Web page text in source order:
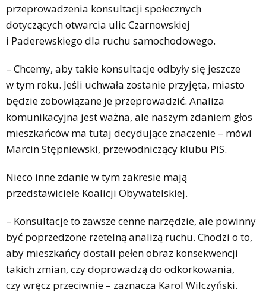
przeprowadzenia konsultacji społecznych
dotyczących otwarcia ulic Czarnowskiej
i Paderewskiego dla ruchu samochodowego.
– Chcemy, aby takie konsultacje odbyły się jeszcze
w tym roku. Jeśli uchwała zostanie przyjęta, miasto
będzie zobowiązane je przeprowadzić. Analiza
komunikacyjna jest ważna, ale naszym zdaniem głos
mieszkańców ma tutaj decydujące znaczenie – mówi
Marcin Stępniewski, przewodniczący klubu PiS.
Nieco inne zdanie w tym zakresie mają
przedstawiciele Koalicji Obywatelskiej.
– Konsultacje to zawsze cenne narzędzie, ale powinny
być poprzedzone rzetelną analizą ruchu. Chodzi o to,
aby mieszkańcy dostali pełen obraz konsekwencji
takich zmian, czy doprowadzą do odkorkowania,
czy wręcz przeciwnie – zaznacza Karol Wilczyński.